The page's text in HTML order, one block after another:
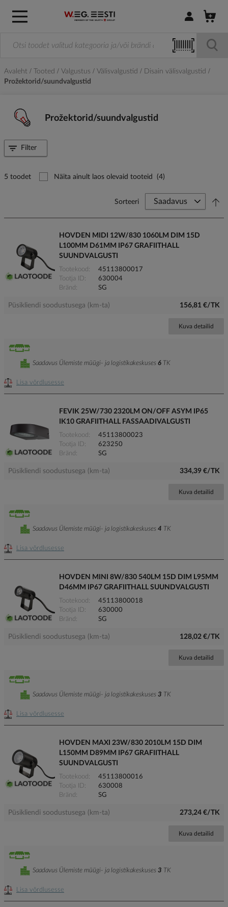
Logi sisse /
Avaleht Tooted Valgustus Välisvalgustid
Disain välisvalgustid
Prožektorid/suundvalgustid
Prožektorid/suundvalgustid
5 toodet Näita ainult laos olevaid tooteid (4)
Sorteeri
HOVDEN MIDI 12W/830 1060LM DIM 15D
L100MM D61MM IP67 GRAFIITHALL
SUUNDVALGUSTI
Tootekood
45113800017
Tootja ID
630004
Bränd
SG
Püsikliendi soodustusega (km-ta) 156,81 €/TK
Kuva detailid
Lisa võrdlusesse
Saadavus Ülemiste müügi- ja logistikakeskuses 6 TK
FEVIK 25W/730 2320LM ON/OFF ASYM IP65
IK10 GRAFIITHALL FASSAADIVALGUSTI
Tootekood
45113800023
Tootja ID
623250
Bränd
SG
Püsikliendi soodustusega (km-ta) 334,39 €/TK
Kuva detailid
Lisa võrdlusesse
Saadavus Ülemiste müügi- ja logistikakeskuses 4 TK
HOVDEN MINI 8W/830 540LM 15D DIM L95MM
D46MM IP67 GRAFIITHALL SUUNDVALGUSTI
Tootekood
45113800018
Tootja ID
630000
Bränd
SG
Püsikliendi soodustusega (km-ta) 128,02 €/TK
Kuva detailid
Lisa võrdlusesse
Saadavus Ülemiste müügi- ja logistikakeskuses 3 TK
HOVDEN MAXI 23W/830 2010LM 15D DIM
L150MM D89MM IP67 GRAFIITHALL
SUUNDVALGUSTI
Tootekood
45113800016
Tootja ID
630008
Bränd
SG
Püsikliendi soodustusega (km-ta) 273,24 €/TK
Kuva detailid
Lisa võrdlusesse
Saadavus Ülemiste müügi- ja logistikakeskuses 3 TK
Filter